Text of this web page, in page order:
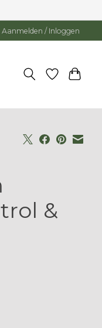
Aanmelden / Inloggen
&